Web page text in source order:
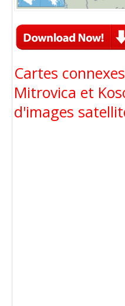
Cartes
Mitrovica et
d'images